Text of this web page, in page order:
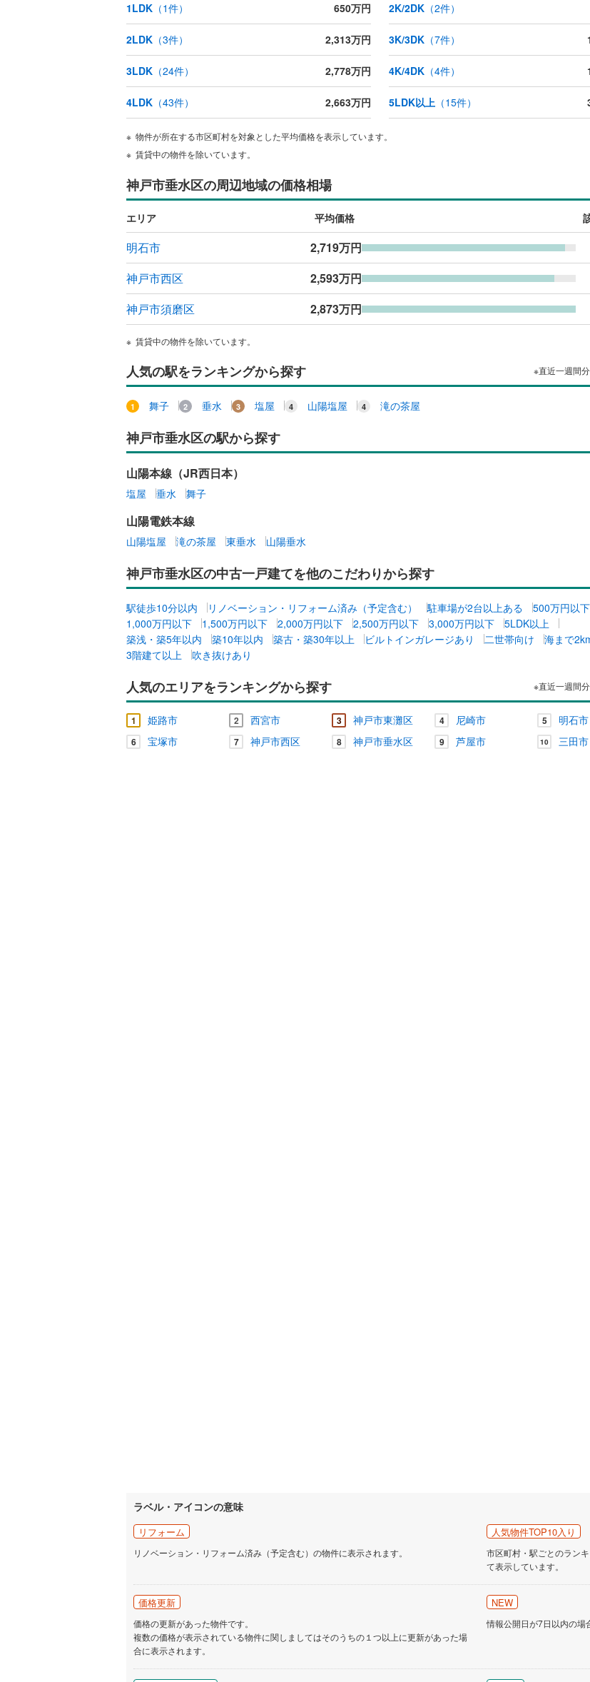
1LDK （1件） 650万円 2K/2DK（2件）
2LDK （3件） 2,313万円 3K/3DK（7件）
3LDK （24件） 2,778万円 4K/4DK（4件）
4LDK （43件） 2,663万円 5LDK以上（15件）
物件が所在する市区町村を対象とした平均価格を表示しています。
賃貸中の物件を除いています。
神戸市垂水区の周辺地域の価格相場
エリア 平均価格
明石市 2,719万円
神戸市西区 2,593万円
神戸市須磨区 2,873万円
賃貸中の物件を除いています。
人気の駅をランキングから探す ※直近一週間
舞子 垂水 塩屋 山陽塩屋 滝の茶屋
神戸市垂水区の駅から探す
山陽本線（JR西日本）
塩屋 垂水 舞子
山陽電鉄本線
山陽塩屋 滝の茶屋 東垂水 山陽垂水
神戸市垂水区の中古一戸建てを他のこだわりから探す
駅徒歩10分以内 リノベーション・リフォーム済み（予定含む） 駐車場が2台以上ある
500万円以下
1,000万円以下
1,500万円以下 2,000万円以下 2,500万円以下 3,000万円以下
5LDK以上
築浅・築5年以内
築10年以内 築古・築30年以上 ビルトインガレージあり 二世帯向け
海まで
3階建て以上
吹き抜けあり
人気のエリアをランキングから探す ※直近一週間
1 姫路市 2 西宮市 3 神戸市東灘区 4 尼崎市 5 明石市
6 宝塚市 7 神戸市西区 8 神戸市垂水区 9 芦屋市 10 三田市
ラベル・アイコンの意味
リフォーム
リノベーション・リフォーム済み（予定含む）の物件に表示されます。
人気物件TOP10入り
市区町村・駅ごとのラン
て表示しています。
価格更新
価格の更新があった物件です。
複数の価格が表示されている物件に関しましてはそのうちの１つ以上に更新があった場
合に表示されます。
NEW
情報公開日が7日以内の場
ウォークインクローゼット
バルコニー、庭
ウッドデッキあり（ ）
構造・規模・施工・品質・工法関連
（0）
オンライン対応
オンライン内見(相談)可（1） IT重説可（0）
オンライン対応とは？